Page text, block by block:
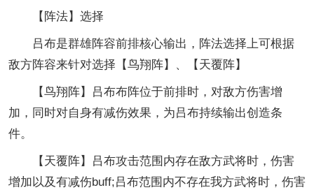
【阵法】选择
吕布是群雄阵容前排核心输出，阵法选择上可根据
敌方阵容来针对选择【鸟翔阵】、【天覆阵】
【鸟翔阵】吕布布阵位于前排时，对敌方伤害增
加，同时对自身有减伤效果，为吕布持续输出创造条
件。
【天覆阵】吕布攻击范围内存在敌方武将时，伤害
增加以及有减伤buff;吕布范围内不存在我方武将时，伤害